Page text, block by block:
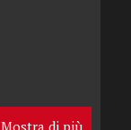
Mostra di più